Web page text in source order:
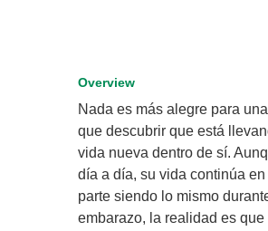
Overview
Nada es más alegre para
que descubrir que está
vida nueva dentro de sí.
día a día, su vida continúa en
parte siendo lo mismo
embarazo, la realidad es que